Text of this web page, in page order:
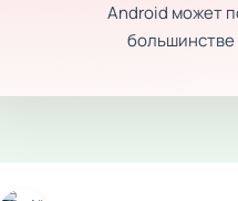
Android может
большинстве